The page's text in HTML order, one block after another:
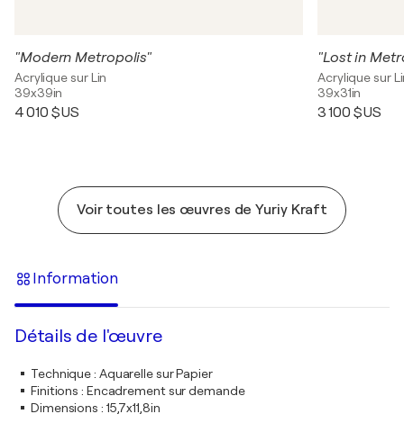
"Modern Metropolis"
Acrylique sur Lin
39x39in
4 010 $US
"Lost in
Acrylique sur
39x31in
3 100 $US
Voir toutes les œuvres de Yuriy Kraft
Information
Détails de l'œuvre
Technique: Aquarelle sur Papier
Finitions : Encadrement sur demande
Dimensions : 15,7x11,8in